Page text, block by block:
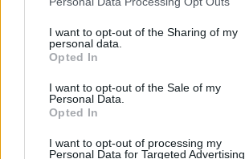
I want to opt-out of the Sharing of my
personal data.
Opted In
I want to opt-out of the Sale of my
Personal Data.
Opted In
I want to opt-out of processing my
Personal Data for Targeted Advertising.
E
E R
A R
E M
A